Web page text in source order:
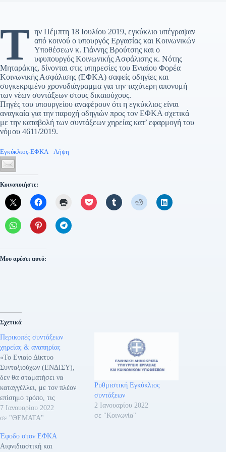
Τ ην Πέμπτη 18 Ιουλίου 2019, εγκύκλιο υπέγραψαν
από κοινού ο υπουργός Εργασίας και Κοινωνικών
Υποθέσεων κ. Γιάννης Βρούτσης και ο
υφυπουργός Κοινωνικής Ασφάλισης κ. Νότης
Μηταράκης, δίνονται στις υπηρεσίες του Ενιαίου Φορέα
Κοινωνικής Ασφάλισης (ΕΦΚΑ) σαφείς οδηγίες και
συγκεκριμένο χρονοδιάγραμμα για την ταχύτερη απονομή
των νέων συντάξεων στους δικαιούχους.
Πηγές του υπουργείου αναφέρουν ότι η εγκύκλιος είναι
αναγκαία για την παροχή οδηγιών προς τον ΕΦΚΑ σχετικά
με την καταβολή των συντάξεων χηρείας κατ’ εφαρμογή του
νόμου 4611/2019.
Εγκύκλιος-ΕΦΚΑ Λήψη
Κοινοποιήστε:
Μου αρέσει αυτό:
Σχετικά
Περικοπές συντάξεων
χηρείας & αναπηρίας
«Το Ενιαίο Δίκτυο
Συνταξιούχων (ΕΝΔΙΣΥ),
δεν θα σταματήσει να
καταγγέλλει, με τον πλέον
επίσημο τρόπο, τις
επικίνδυνες μεθοδεύσεις
«στις πλάτες» δεκάδων
μέσω πανδημίας, με την
ακρίβεια να ξεπερνάει κάθε
7 Ιανουαρίου 2022
σε "ΘΕΜΑΤΑ"
Ρυθμιστική Εγκύκλιος
συντάξεων
2 Ιανουαρίου 2022
σε "Κοινωνία"
Έφοδο στον ΕΦΚΑ
Αιφνιδιαστική και